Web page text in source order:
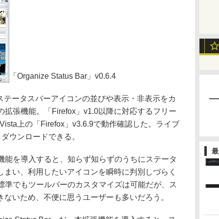
「Organize Status Bar」v0.6.4
ータスバーアイコンの並びや表示・非表示をカ
拡張機能。「Firefox」v1.0以降に対応するフリー
上の「Firefox」v3.6.9で動作確認した。ライブ
ウンロードできる。
を導入すると、知らず知らずのうちにステータ
い、利用したいアイコンを瞬時に判別しづらく
準でもツールバーのカスタマイズは可能だが、ス
いため、不便に思うユーザーも多いだろう。